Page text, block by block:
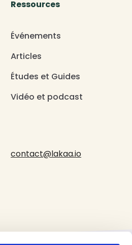
Ressources
Événements
Articles
Études et Guides
Vidéo et podcast
contact@lakaa.io